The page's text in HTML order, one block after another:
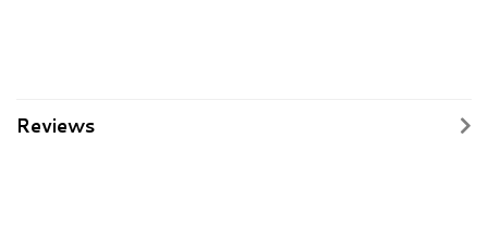
Reviews